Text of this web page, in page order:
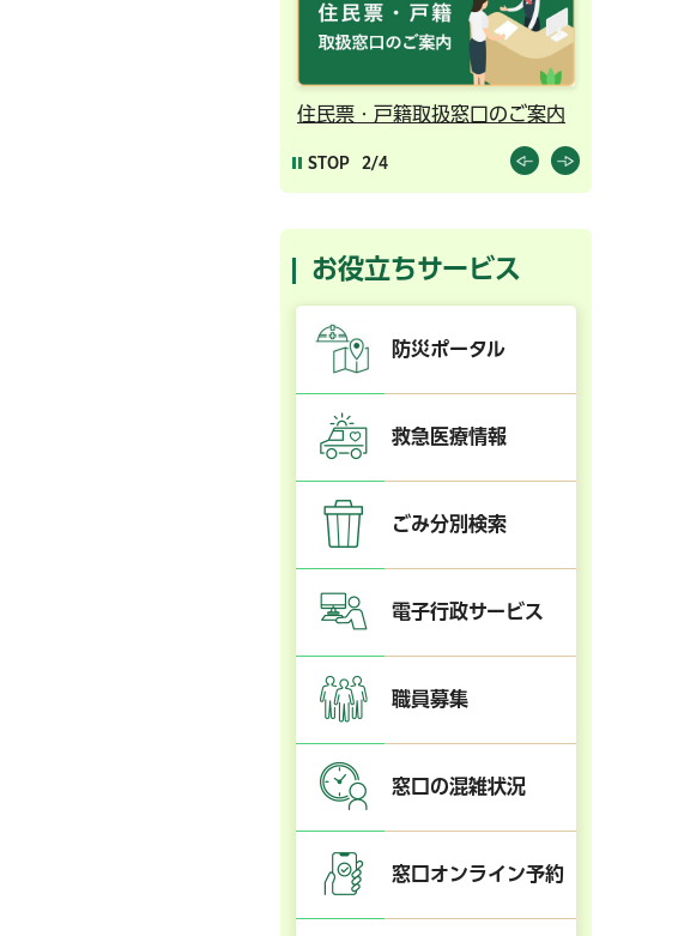
住民票・戸籍取扱窓口のご案内
STOP 2/4
お役立ちサービス
防災ポータル
救急医療情報
ごみ分別検索
電子行政サービス
職員募集
窓口の混雑状況
窓口オンライン予約